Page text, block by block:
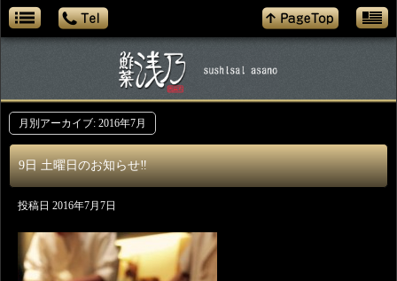
月別アーカイブ: 2016年7月
9日 土曜日のお知らせ‼️
投稿日 2016年7月7日